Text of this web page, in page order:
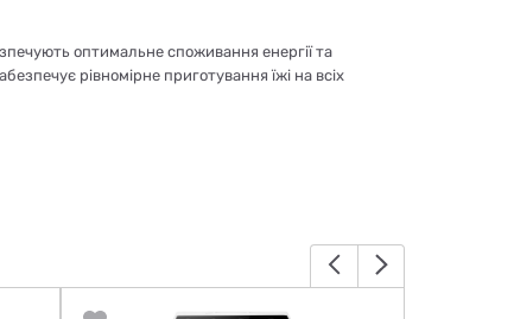
оптимальне споживання енергії та
рівномірне приготування їжі на всіх